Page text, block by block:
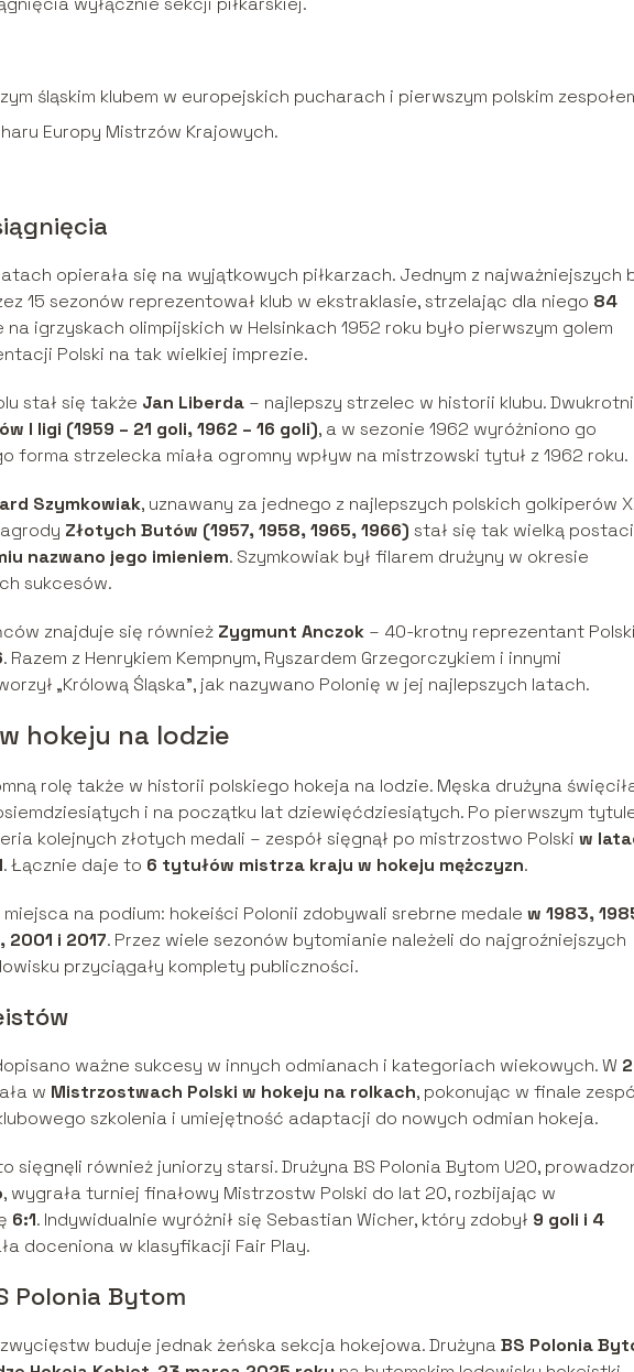
śląskim klubem w europejskich pucharach i pierwszym polskim
Europy Mistrzów Krajowych.
opierała się na wyjątkowych piłkarzach. Jednym z najważniejszych
15 sezonów reprezentował klub w ekstraklasie, strzelając dla niego 84
igrzyskach olimpijskich w Helsinkach 1952 roku było pierwszym golem
Polski na tak wielkiej imprezie.
stał się także Jan Liberda – najlepszy strzelec w historii klubu.
I ligi (1959 – 21 goli, 1962 – 16 goli), a w sezonie 1962 wyróżniono go
forma strzelecka miała ogromny wpływ na mistrzowski tytuł z 1962 roku.
Szymkowiak, uznawany za jednego z najlepszych polskich golkiperów
Złotych Butów (1957, 1958, 1965, 1966) stał się tak wielką
nazwano jego imieniem. Szymkowiak był filarem drużyny w okresie
sukcesów.
znajduje się również Zygmunt Anczok – 40-krotny reprezentant
. Razem z Henrykiem Kempnym, Ryszardem Grzegorczykiem i innymi
„Królową Śląska”, jak nazywano Polonię w jej najlepszych latach.
hokeju na lodzie
rolę także w historii polskiego hokeja na lodzie. Męska drużyna
i na początku lat dziewięćdziesiątych. Po pierwszym
kolejnych złotych medali – zespół sięgnął po mistrzostwo Polski w
. Łącznie daje to 6 tytułów mistrza kraju w hokeju mężczyzn.
miejsca na podium: hokeiści Polonii zdobywali srebrne medale w 1983,
2001 i 2017. Przez wiele sezonów bytomianie należeli do najgroźniejszych
przyciągały komplety publiczności.
ważne sukcesy w innych odmianach i kategoriach wiekowych. W
w Mistrzostwach Polski w hokeju na rolkach, pokonując w finale
szkolenia i umiejętność adaptacji do nowych odmian hokeja.
sięgnęli również juniorzy starsi. Drużyna BS Polonia Bytom U20,
, wygrała turniej finałowy Mistrzostw Polski do lat 20, rozbijając w
6:1. Indywidualnie wyróżnił się Sebastian Wicher, który zdobył 9 goli i 4
doceniona w klasyfikacji Fair Play.
Polonia Bytom
buduje jednak żeńska sekcja hokejowa. DrużynaBS Polonia